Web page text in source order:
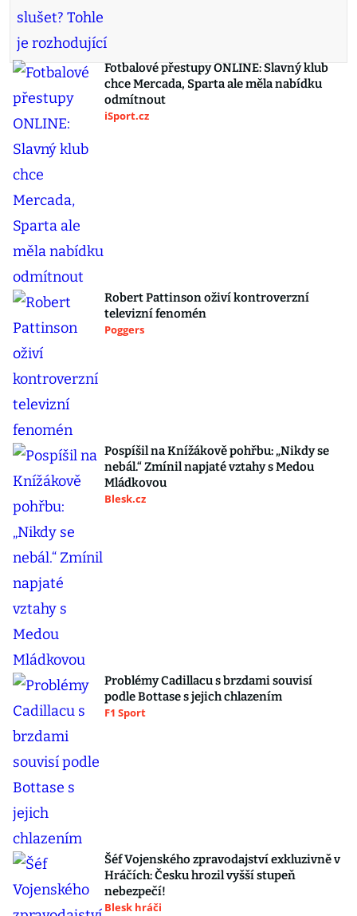
Fotbalové přestupy ONLINE: Slavný klub
chce Mercada, Sparta ale měla nabídku
odmítnout
iSport.cz
Robert Pattinson oživí kontroverzní
televizní fenomén
Poggers
Pospíšil na Knížákově pohřbu: „Nikdy se
nebál.“ Zmínil napjaté vztahy s Medou
Mládkovou
Blesk.cz
Problémy Cadillacu s brzdami souvisí
podle Bottase s jejich chlazením
F1 Sport
Šéf Vojenského zpravodajství exkluzivně v
Hráčích: Česku hrozil vyšší stupeň
nebezpečí!
Blesk hráči